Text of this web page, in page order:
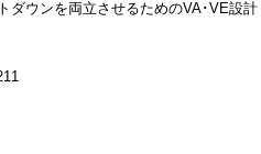
ダウンを両立させるためのVA･VE設計